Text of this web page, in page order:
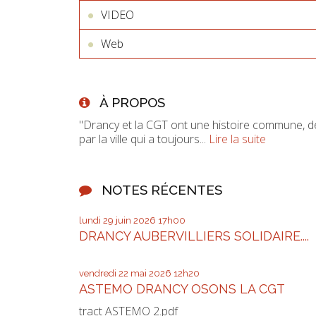
VIDEO
Web
À PROPOS
"Drancy et la CGT ont une histoire commune,
par la ville qui a toujours... Lire la suite
NOTES RÉCENTES
lundi 29 juin 2026 17h00
DRANCY AUBERVILLIERS SOLIDAIRE....
vendredi 22 mai 2026 12h20
ASTEMO DRANCY OSONS LA CGT
tract ASTEMO 2.pdf